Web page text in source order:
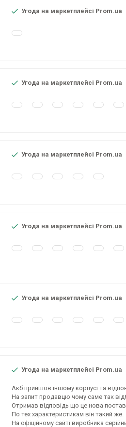
Угода на маркетплейсі Prom.ua
Угода на маркетплейсі Prom.ua
Угода на маркетплейсі Prom.ua
Угода на маркетплейсі Prom.ua
Угода на маркетплейсі Prom.ua
Угода на маркетплейсі Prom.ua
Акб прийшов іншому корпусі та
На запит продавцю чому саме так
Отримав відповідь що це нова
По тех характеристикам він такий же.
На офіційному сайті виробника